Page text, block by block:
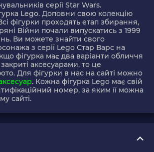
серії Star Wars.
Lego. Доповни свою колекцію
фігурки проходять етап збирання,
Війни почали випускатись з 1999
Ви можете знайти свого
з серії Lego Стар Варс на
фігурка має два варіанти обличчя
аксесуарами, то це
Для фігурки в нас на сайті можно
. Кожна фігурка Lego має свій
номер, за яким її можна
сайті.